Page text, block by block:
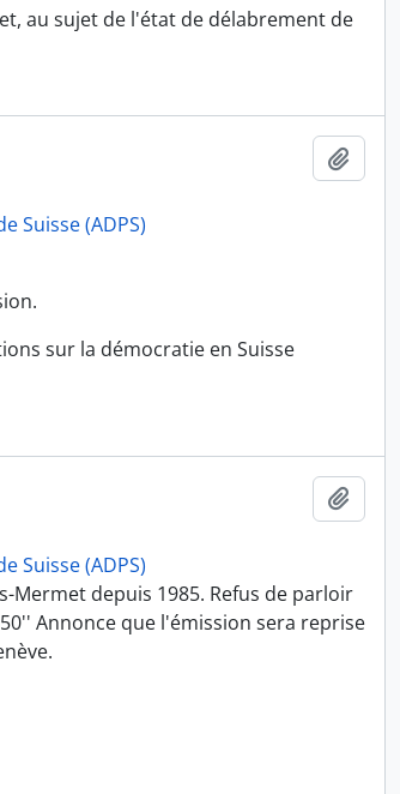
au sujet de l'état de délabrement de
Suisse (ADPS)
sur la démocratie en Suisse
Suisse (ADPS)
Mermet depuis 1985. Refus de parloir
Annonce que l'émission sera reprise